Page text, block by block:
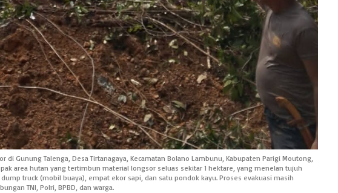
di Gunung Talenga, Desa Tirtanagaya, Kecamatan Bolano Lambunu, Kabupaten Parigi Moutong,
area hutan yang tertimbun material longsor seluas sekitar 1 hektare, yang menelan tujuh
truck (mobil buaya), empat ekor sapi, dan satu pondok kayu. Proses evakuasi masih
TNI, Polri, BPBD, dan warga.